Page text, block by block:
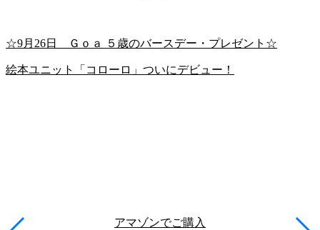
☆9月26日 Ｇｏａ ５歳のバースデー・プレゼント☆
絵本ユニット「コローロ」ついにデビュー！
アマゾンでご購入